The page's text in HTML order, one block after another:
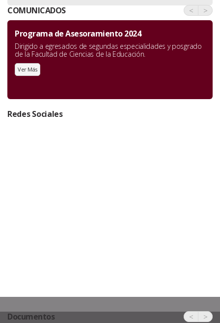
COMUNICADOS < >
Programa de Asesoramiento 2024
Dirigido a egresados de segundas especialidades y posgrado
de la Facultad de Ciencias de la Educación.
Ver Más
Redes Sociales
Documentos < >